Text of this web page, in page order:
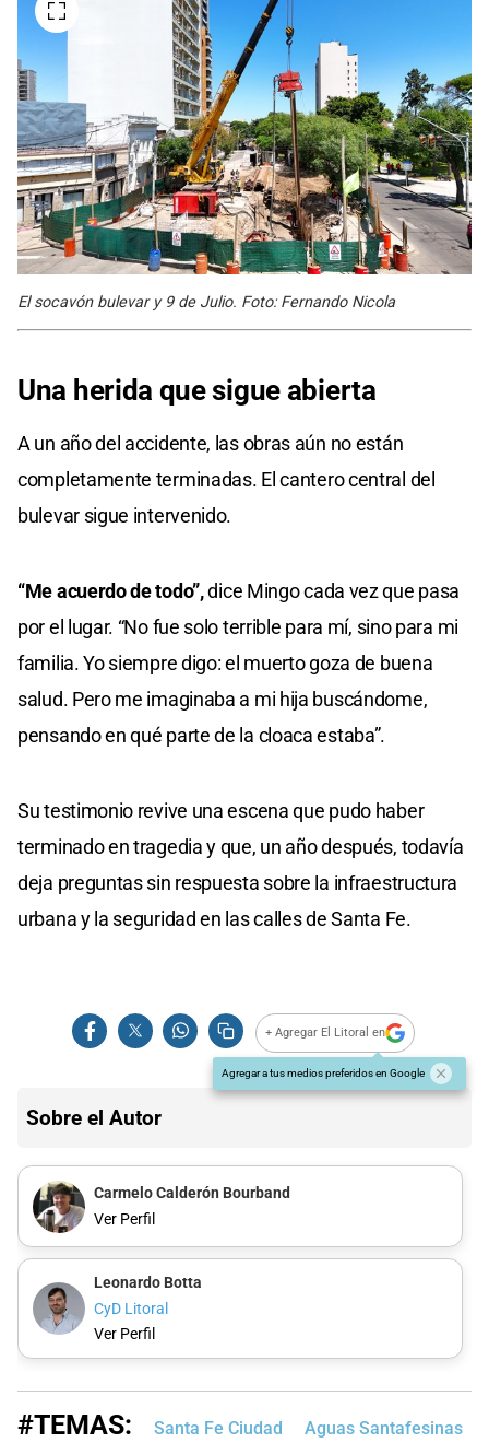
El socavón bulevar y 9 de Julio. Foto: Fernando Nicola
Una herida que sigue abierta
A un año del accidente, las obras aún no están
completamente terminadas. El cantero central del
bulevar sigue intervenido.
“Me acuerdo de todo”,dice Mingo cada vez que pasa
por el lugar. “No fue solo terrible para mí, sino para mi
familia. Yo siempre digo: el muerto goza de buena
salud. Pero me imaginaba a mi hija buscándome,
pensando en qué parte de la cloaca estaba”.
Su testimonio revive una escena que pudo haber
terminado en tragedia y que, un año después, todavía
deja preguntas sin respuesta sobre la infraestructura
urbana y la seguridad en las calles de Santa Fe.
+ Agregar El Litoral en
Agregar a tus medios preferidos en Google
Sobre el Autor
Carmelo Calderón Bourband
Ver Perfil
Leonardo Botta
CyD Litoral
Ver Perfil
#TEMAS: Santa Fe Ciudad Aguas Santafesinas